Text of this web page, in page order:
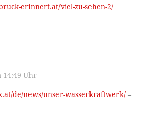
erinnert.at/viel-zu-sehen-2/
14:49 Uhr
de/news/unser-wasserkraftwerk/ –